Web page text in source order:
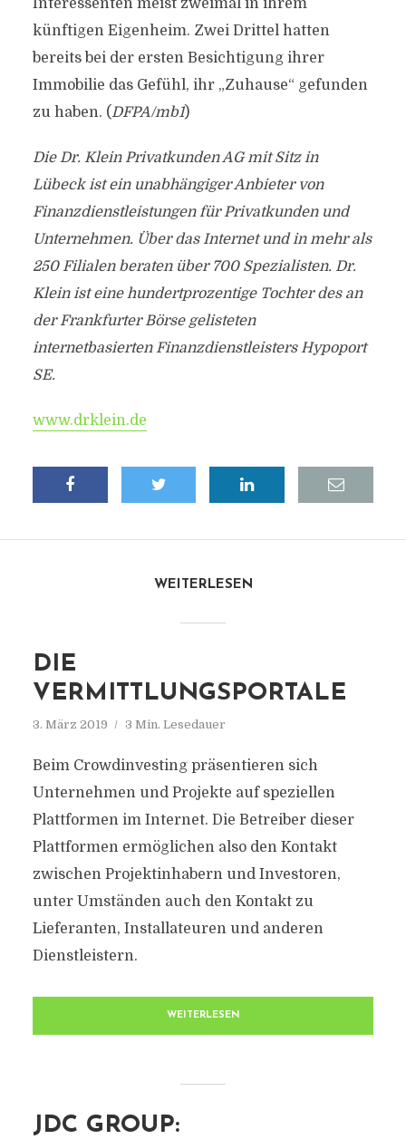
Interessenten meist zweimal in ihrem
künftigen Eigenheim. Zwei Drittel hatten
bereits bei der ersten Besichtigung ihrer
Immobilie das Gefühl, ihr „Zuhause“ gefunden
zu haben. (DFPA/mb1)
Die Dr. Klein Privatkunden AG mit Sitz in
Lübeck ist ein unabhängiger Anbieter von
Finanzdienstleistungen für Privatkunden und
Unternehmen. Über das Internet und in mehr als
250 Filialen beraten über 700 Spezialisten. Dr.
Klein ist eine hundertprozentige Tochter des an
der Frankfurter Börse gelisteten
internetbasierten Finanzdienstleisters Hypoport
SE.
www.drklein.de
WEITERLESEN
DIE
VERMITTLUNGSPORTALE
3. März 2019 3 Min. Lesedauer
Beim Crowdinvesting präsentieren sich
Unternehmen und Projekte auf speziellen
Plattformen im Internet. Die Betreiber dieser
Plattformen ermöglichen also den Kontakt
zwischen Projektinhabern und Investoren,
unter Umständen auch den Kontakt zu
Lieferanten, Installateuren und anderen
Dienstleistern.
WEITERLESEN
JDC GROUP: